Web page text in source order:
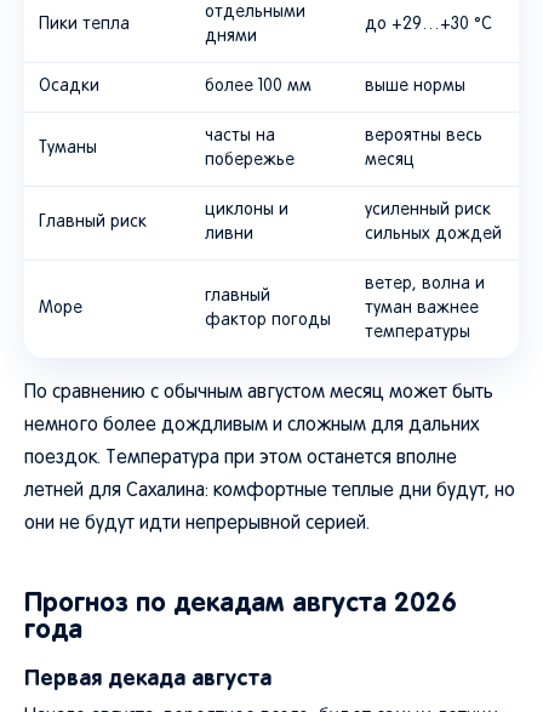
Пики тепла
отдельными
днями
до +29…+30 °C
Осадки более 100 мм выше нормы
Туманы
часты на
побережье
вероятны весь
месяц
Главный риск
циклоны и
ливни
усиленный риск
сильных дождей
Море
главный
фактор погоды
ветер, волна и
туман важнее
температуры
По сравнению с обычным августом месяц может быть
немного более дождливым и сложным для дальних
поездок. Температура при этом останется вполне
летней для Сахалина: комфортные теплые дни будут, но
они не будут идти непрерывной серией.
Прогноз по декадам августа 2026
года
Первая декада августа